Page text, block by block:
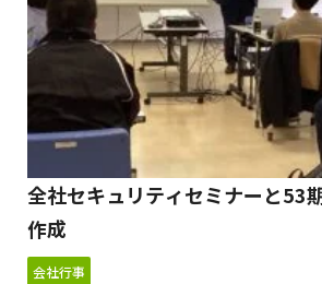
全社セキュリティセミナーと53
作成
会社行事